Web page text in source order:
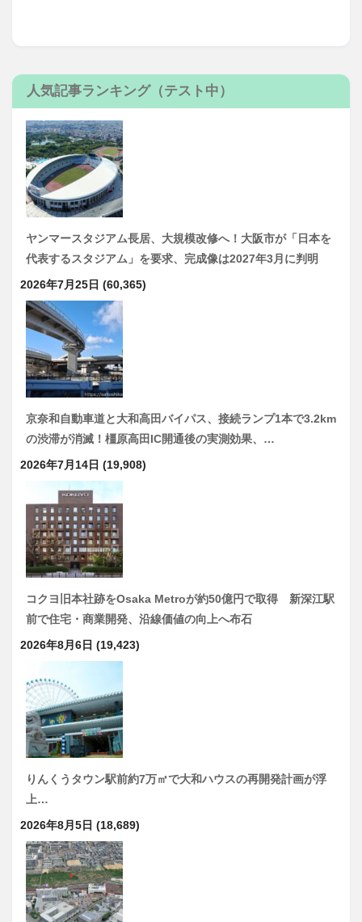
人気記事ランキング（テスト中）
ヤンマースタジアム長居、大規模改修へ！大阪市が「日本を
代表するスタジアム」を要求、完成像は2027年3月に判明
2026年7月25日 (60,365)
京奈和自動車道と大和高田バイパス、接続ランプ1本で3.2km
の渋滞が消滅！橿原高田IC開通後の実測効果、…
2026年7月14日 (19,908)
コクヨ旧本社跡をOsaka Metroが約50億円で取得 新深江駅
前で住宅・商業開発、沿線価値の向上へ布石
2026年8月6日 (19,423)
りんくうタウン駅前約7万㎡で大和ハウスの再開発計画が浮
上…
2026年8月5日 (18,689)